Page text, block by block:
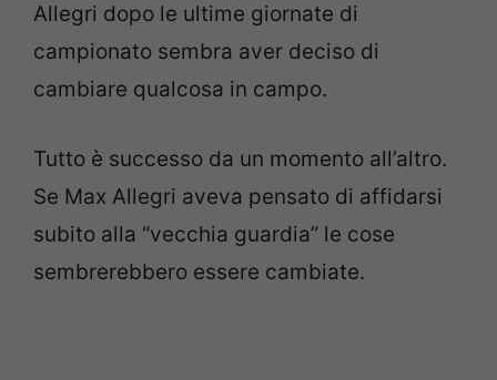
Allegri dopo le ultime giornate di
campionato sembra aver deciso di
cambiare qualcosa in campo.
Tutto è successo da un momento all’altro.
Se Max Allegri aveva pensato di affidarsi
subito alla “vecchia guardia” le cose
sembrerebbero essere cambiate.